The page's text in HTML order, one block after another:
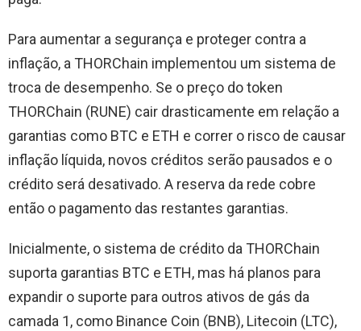
Para aumentar a segurança e proteger contra a
inflação, a THORChain implementou um sistema de
troca de desempenho. Se o preço do token
THORChain (RUNE) cair drasticamente em relação a
garantias como BTC e ETH e correr o risco de causar
inflação líquida, novos créditos serão pausados ​​e o
crédito será desativado. A reserva da rede cobre
então o pagamento das restantes garantias.
Inicialmente, o sistema de crédito da THORChain
suporta garantias BTC e ETH, mas há planos para
expandir o suporte para outros ativos de gás da
camada 1, como Binance Coin (BNB), Litecoin (LTC),